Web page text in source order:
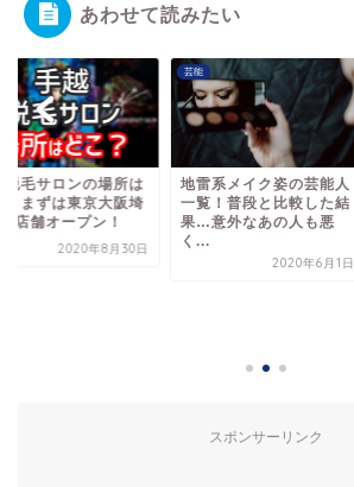
あわせて読みたい
系メイク姿の芸能人
！普段と比較した結
外なあの人も悪
芸能
本田翼タブレットにロゴ
で隠してる理由はなぜ？
ほんだのばいくモザイ
ク...
2020年4月26日
スポンサーリンク